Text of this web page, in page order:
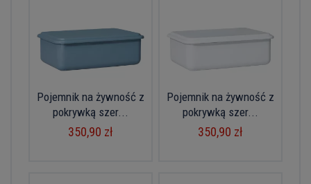
Pojemnik na żywność z
pokrywką szer...
350,90 zł
Pojemnik na żywność z
pokrywką szer...
350,90 zł